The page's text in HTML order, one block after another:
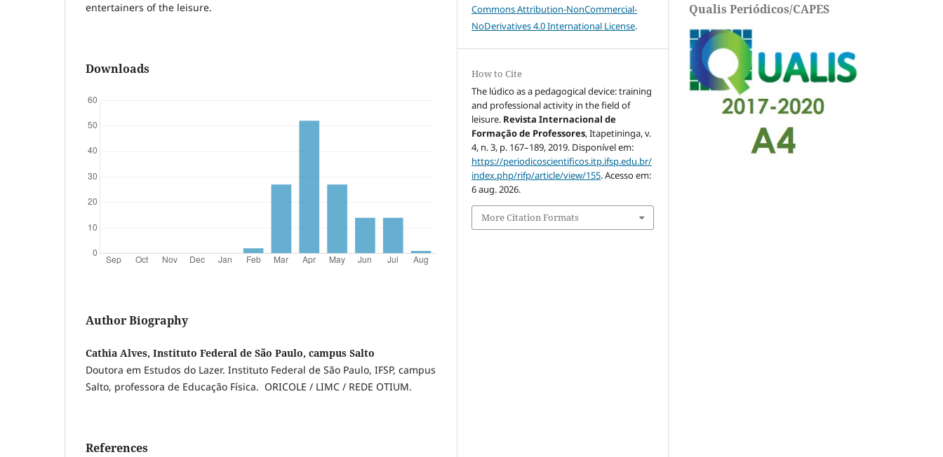
entertainers of the leisure.
Downloads
Author Biography
Cathia Alves, Instituto Federal de São Paulo, campus Salto
Doutora em Estudos do Lazer. Instituto Federal de São Paulo, IFSP, campus
Salto, professora de Educação Física. ORICOLE / LIMC / REDE OTIUM.
References
Commons Attribution-NonCommercial-
NoDerivatives 4.0 International License.
How to Cite
The lúdico as a pedagogical device: training
and professional activity in the field of
leisure. Revista Internacional de
Formação de Professores, Itapetininga, v.
4, n. 3, p. 167–189, 2019. Disponível em:
https://periodicoscientificos.itp.ifsp.edu.br/
index.php/rifp/article/view/155. Acesso em:
6 aug. 2026.
More Citation Formats
Qualis Periódicos/CAPES